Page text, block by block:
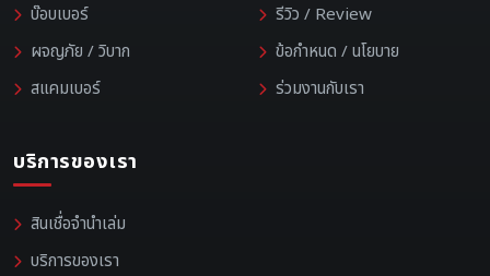
บ๊อบเบอร์
ผจญภัย / วิบาก
สแคมเบอร์
รีวิว / Review
ข้อกำหนด / นโยบาย
ร่วมงานกับเรา
บริการของเรา
สินเชื่อจำนำเล่ม
บริการของเรา